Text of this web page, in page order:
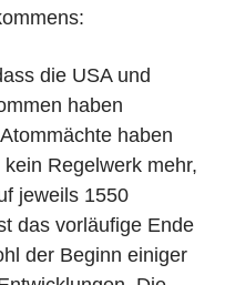
die USA und
haben
haben
Regelwerk mehr,
jeweils 1550
das vorläufige Ende
der Beginn einiger